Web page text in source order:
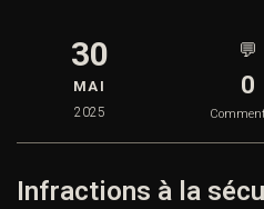
30
MAI
2025
💬
0
Infractions à la